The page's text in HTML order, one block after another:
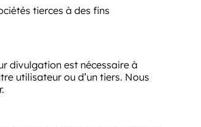
tierces à des fins
divulgation est nécessaire à
utilisateur ou d’un tiers. Nous